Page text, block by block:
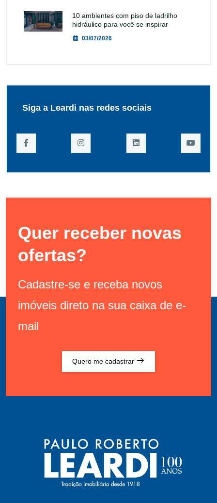
10 ambientes com piso de ladrilho
hidráulico para você se inspirar
03/07/2026
Siga a Leardi nas redes sociais
Quer receber novas
ofertas?
Cadastre-se e receba novos
imóveis direto na sua caixa de e-
mail
Quero me cadastrar